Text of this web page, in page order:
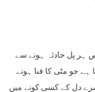
ہر پل حادثہ ہونے سے
ہے جو مٹی کا فنا ہونے
دل کے کسی کونے میں